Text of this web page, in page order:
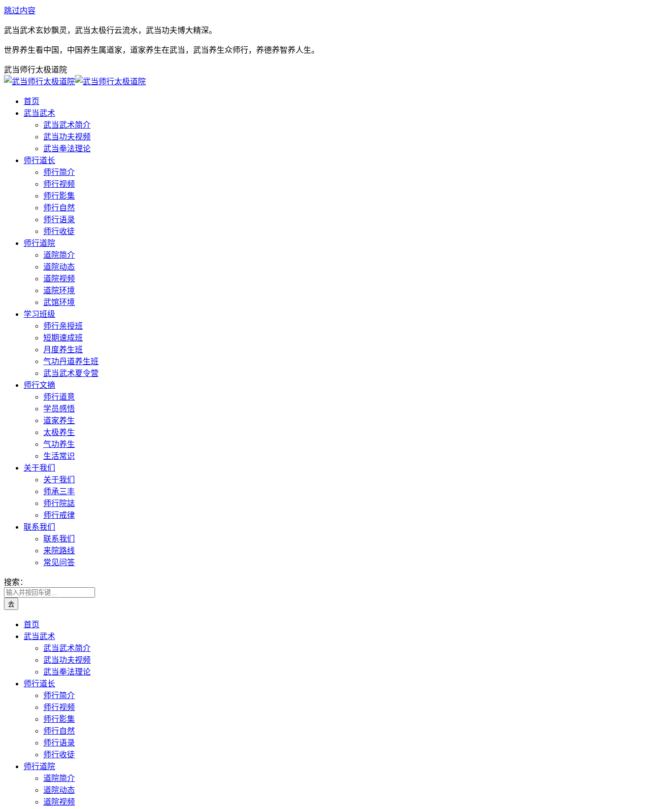
跳过内容
武当武术玄妙飘灵，武当太极行云流水，武当功夫博大精深。
世界养生看中国，中国养生属道家，道家养生在武当，武当养生众师行，养德养智养人生。
武当师行太极道院
首页
武当武术
武当武术简介
武当功夫视频
武当拳法理论
师行道长
师行简介
师行视频
师行影集
师行自然
师行语录
师行收徒
师行道院
道院简介
道院动态
道院视频
道院环境
武馆环境
学习班级
师行亲授班
短期速成班
月度养生班
气功丹道养生班
武当武术夏令营
师行文摘
师行道意
学员感悟
道家养生
太极养生
气功养生
生活常识
关于我们
关于我们
师承三丰
师行院誌
师行戒律
联系我们
联系我们
来院路线
常见问答
搜索：
首页
武当武术
武当武术简介
武当功夫视频
武当拳法理论
师行道长
师行简介
师行视频
师行影集
师行自然
师行语录
师行收徒
师行道院
道院简介
道院动态
道院视频